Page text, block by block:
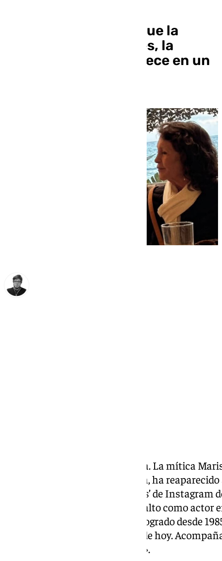
Pablo Alborán consigue la
‘vuelta’ de Pepa Flores, la
mítica Marisol reaparece en un
Pepa Flores no hay más que una. La mítica
desaparecidas de la vida pública, ha
diciembre de 2024 en un ‘stories’ de
malagueño, que ahora dará el salto como actor
conseguido lo que nadie había logrado desde
de hoy.
cómplice de un «te quiero, Pepa».